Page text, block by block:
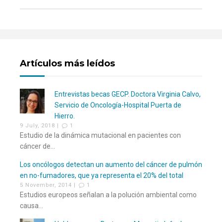
Artículos más leídos
Entrevistas becas GECP. Doctora Virginia Calvo,
Servicio de Oncología-Hospital Puerta de
Hierro.
9 July, 2018 | 1
Estudio de la dinámica mutacional en pacientes con
cáncer de...
Los oncólogos detectan un aumento del cáncer de pulmón
en no-fumadores, que ya representa el 20% del total
5 November, 2014 | 1
Estudios europeos señalan a la polución ambiental como
causa...